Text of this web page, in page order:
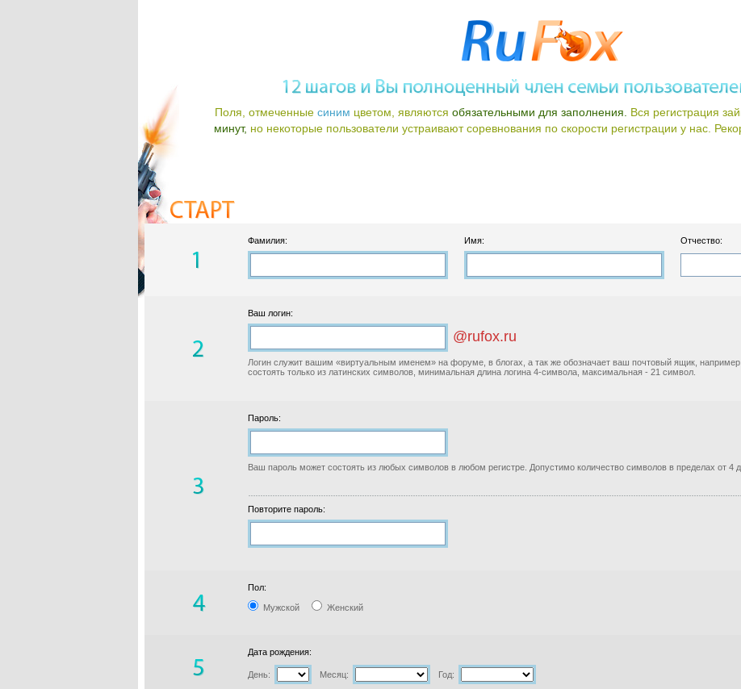
Поля, отмеченные синим цветом, являются обязательными для заполнения. Вся регистрация
минут, но некоторые пользователи устраивают соревнования по скорости регистрации у нас.
Фамилия: Имя: Отчество:
Ваш логин:
@rufox.ru
Логин служит вашим «виртуальным именем» на форуме, в блогах, а так же обозначает ваш почтовый ящик, например
состоять только из латинских символов, минимальная длина логина 4-символа, максимальная - 21 символ.
Пароль:
Ваш пароль может состоять из любых символов в любом регистре. Допустимо количество символов в пределах от 4
Повторите пароль:
Пол:
Мужской Женский
Дата рождения:
День: Месяц: Год: